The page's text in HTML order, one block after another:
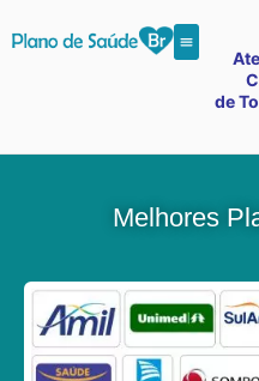
de
Melhores